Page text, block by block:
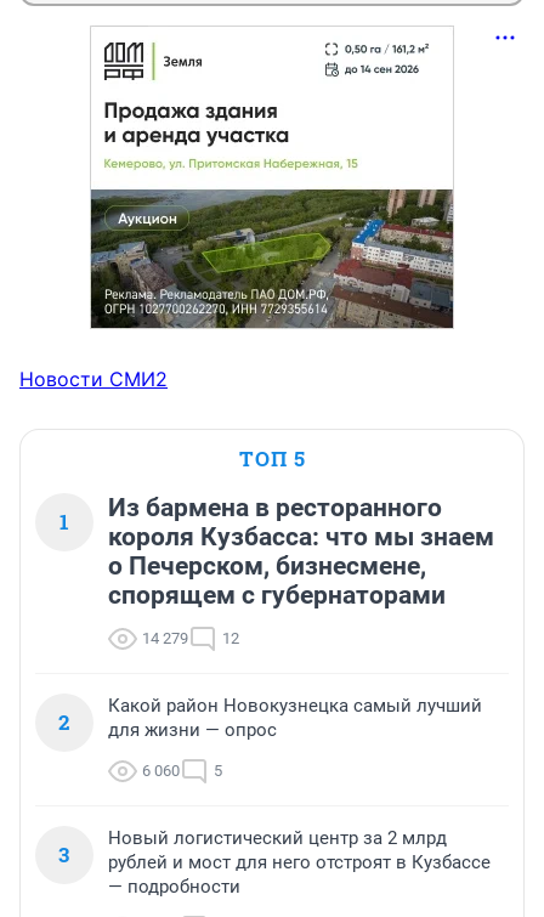
Новости СМИ2
ТОП 5
1
Из бармена в ресторанного
короля Кузбасса: что мы знаем
о Печерском, бизнесмене,
спорящем с губернаторами
14 279 12
2
Какой район Новокузнецка самый лучший
для жизни — опрос
6 060 5
3
Новый логистический центр за 2 млрд
рублей и мост для него отстроят в Кузбассе
— подробности